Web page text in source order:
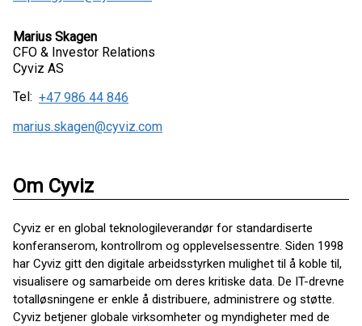
Marius Skagen
CFO & Investor Relations
Cyviz AS
Tel: +47 986 44 846
marius.skagen@cyviz.com
Om Cyviz
Cyviz er en global teknologileverandør for standardiserte
konferanserom, kontrollrom og opplevelsessentre. Siden 1998
har Cyviz gitt den digitale arbeidsstyrken mulighet til å koble til,
visualisere og samarbeide om deres kritiske data. De IT-drevne
totalløsningene er enkle å distribuere, administrere og støtte.
Cyviz betjener globale virksomheter og myndigheter med de